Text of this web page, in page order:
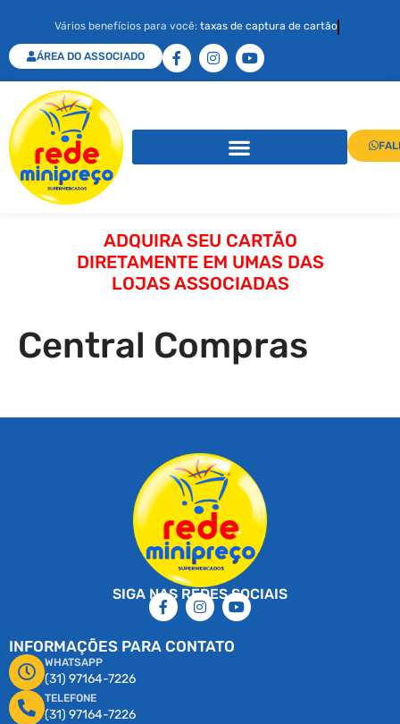
Vários benefícios para você: taxas de captura de cartão
ÁREA DO ASSOCIADO
ADQUIRA SEU CARTÃO
DIRETAMENTE EM UMAS DAS
LOJAS ASSOCIADAS
Central Compras
SIGA NAS REDES SOCIAIS
INFORMAÇÕES PARA CONTATO
WHATSAPP
(31) 97164-7226
TELEFONE
(31) 97164-7226